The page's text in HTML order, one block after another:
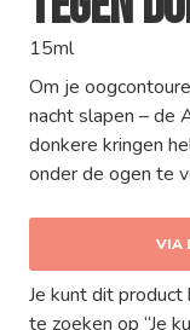
15ml
Om je
nacht slapen – de
donkere kringen
onder de ogen te
VIA
Je kunt dit
te zoeken op “Je